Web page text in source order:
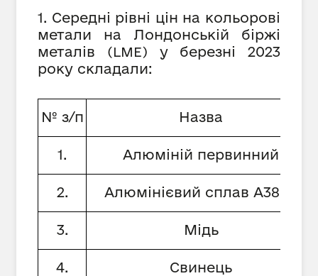
1. Середні рівні цін на кольорові
метали на Лондонській біржі
металів
(LME)
у березні 2023
року складали:
№ з/п Назва
1. Алюміній первинний
2. Алюмінієвий сплав А380.1
3. Мідь
4. Свинець